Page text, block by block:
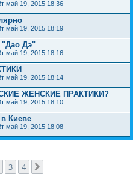
май 19, 2015 18:36
май 19, 2015 18:19
"Дао Дэ"
май 19, 2015 18:16
май 19, 2015 18:14
ЖЕНСКИЕ ПРАКТИКИ?
май 19, 2015 18:10
Киеве
май 19, 2015 18:08
3 4